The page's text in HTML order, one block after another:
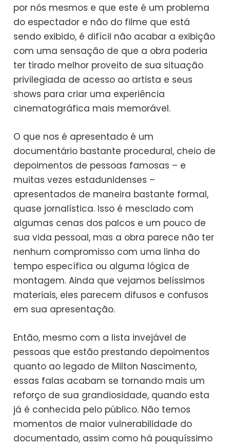
por nós mesmos e que este é um problema
do espectador e não do filme que está
sendo exibido, é difícil não acabar a exibição
com uma sensação de que a obra poderia
ter tirado melhor proveito de sua situação
privilegiada de acesso ao artista e seus
shows para criar uma experiência
cinematográfica mais memorável.
O que nos é apresentado é um
documentário bastante procedural, cheio de
depoimentos de pessoas famosas – e
muitas vezes estadunidenses –
apresentados de maneira bastante formal,
quase jornalística. Isso é mesclado com
algumas cenas dos palcos e um pouco de
sua vida pessoal, mas a obra parece não ter
nenhum compromisso com uma linha do
tempo específica ou alguma lógica de
montagem. Ainda que vejamos belíssimos
materiais, eles parecem difusos e confusos
em sua apresentação.
Então, mesmo com a lista invejável de
pessoas que estão prestando depoimentos
quanto ao legado de Milton Nascimento,
essas falas acabam se tornando mais um
reforço de sua grandiosidade, quando esta
já é conhecida pelo público. Não temos
momentos de maior vulnerabilidade do
documentado, assim como há pouquíssimo